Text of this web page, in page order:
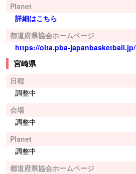
Planet
詳細はこちら
都道府県協会ホームページ
https://oita.pba-japanbasketball.jp/
宮崎県
日程
調整中
会場
調整中
Planet
調整中
都道府県協会ホームページ